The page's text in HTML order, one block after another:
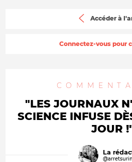
Accéder à
Connectez-vous pour
"LES JOURNAUX
SCIENCE INFUSE
JOUR
La